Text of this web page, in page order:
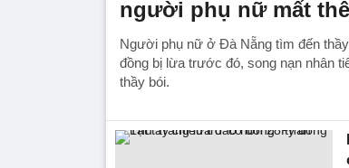
người phụ nữ mất
Người phụ nữ ở Đà Nẵng tìm đến
đồng bị lừa trước đó, song nạn nhân
thầy bói.